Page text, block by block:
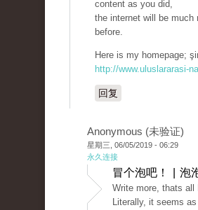
content as you did,
the internet will be much
before.
Here is my homepage;
http://www.uluslararasi-
回复
Anonymous (未验证)
星期三, 06/05/2019 - 06:29
永久连接
冒个泡吧！ | 泡
Write more, thats all
Literally, it seems as